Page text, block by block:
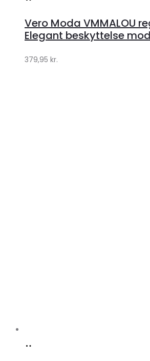
Klædeskabet.dk
Vero Moda VMMALOU
Elegant beskyttelse
379,95 kr.